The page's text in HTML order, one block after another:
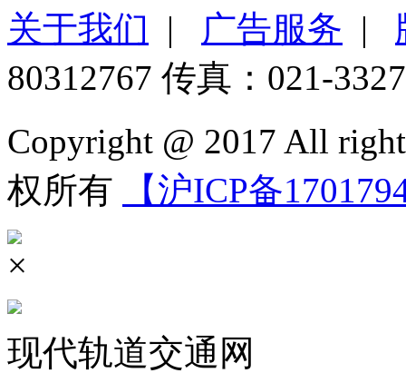
关于我们 | 广告服务 |
80312767 传真：021-
Copyright @ 2017 All
权所有
【沪ICP备
×
现代轨道交通网